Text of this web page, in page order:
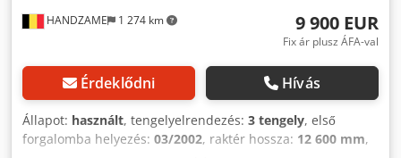
HANDZAME 1 274 km 9 900 EUR
Fix ár plusz ÁFA-val
Érdeklődni Hívás
Állapot: használt, tengelyelrendezés: 3 tengely, első
forgalomba helyezés: 03/2002, raktér hossza: 12 600 mm,